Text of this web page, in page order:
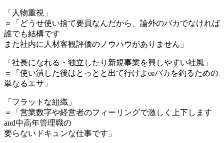
「人物重視」
＝「どうせ使い捨て要員なんだから、論外のバカでなければ
誰でも結構です
また社内に人材客観評価のノウハウがありません」
「社長になれる・独立したり新規事業を興しやすい社風」
＝「使い潰した後はとっとと出て行けよorバカを釣るための
単なるエサ」
「フラットな組織」
＝「営業数字や経営者のフィーリングで激しく上下します
and中高年管理職の
要らないドキュンな仕事です」